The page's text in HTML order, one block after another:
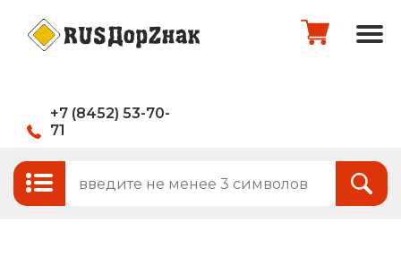
+7 (8452) 53-70-
71
Оформить заказ
Итого:Стандартные и временные дорожные
Знаки на щитах